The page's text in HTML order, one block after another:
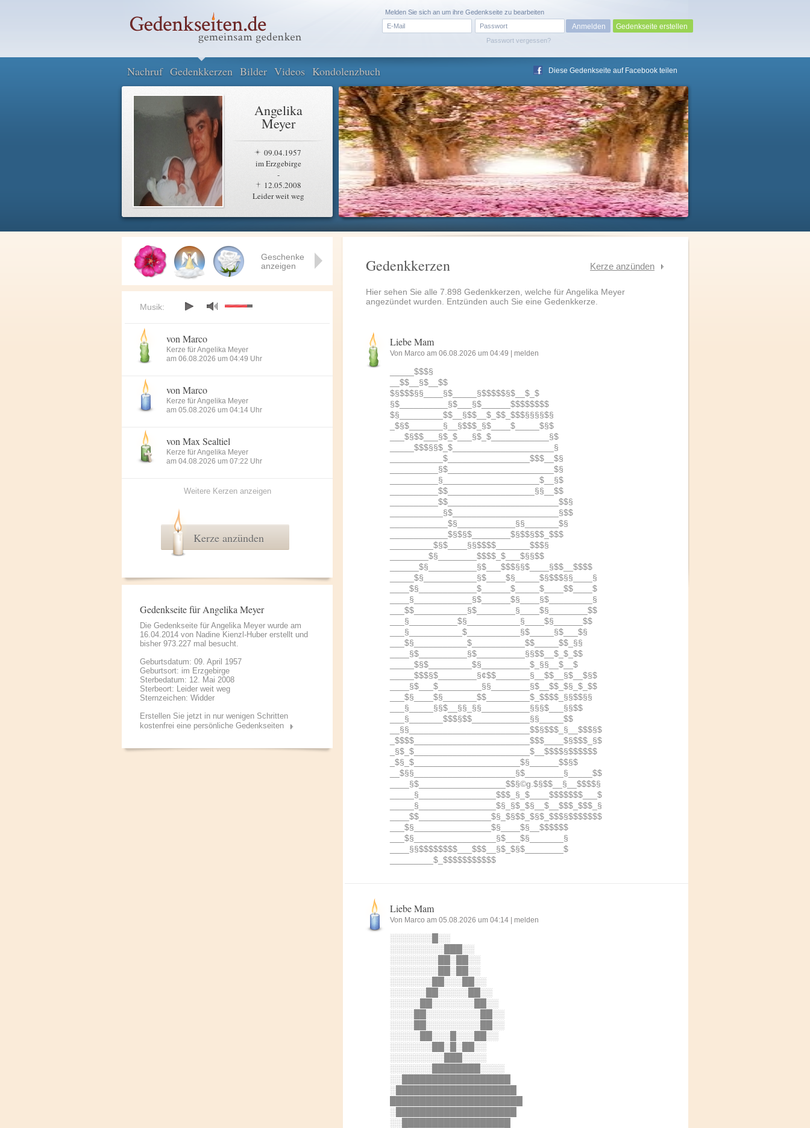
Passwort vergessen?
Melden Sie sich an um ihre Gedenkseite zu bearbeiten
Gedenkseite erstellen
Nachruf Gedenkkerzen Bilder Videos Kondolenzbuch Diese Gedenkseite auf Facebook teilen
Angelika
Meyer
09.04.1957
im Erzgebirge
-
12.05.2008
Leider weit weg
Gedenkkerzen Kerze anzünden
Hier sehen Sie alle 7.898 Gedenkkerzen, welche für Angelika Meyer
angezündet wurden. Entzünden auch Sie eine Gedenkkerze.
Liebe Mam
Von Marco am 06.08.2026 um 04:49 | melden
_____$$$§
__$$__§$__$$
$§$$$§§____§$_____§$$$$$§$__$_$
§$__________§$___§$______$$$$$$$$
$§_________$$__§$$__$_$$_$$$§§§§$§
_$§$_______§__§$$$_§$____$_____$§$
___$§$$___§$_$___§$_$____________§$
_____$$$§§$_$_____________________§
___________$_________________$$$__$§
__________§$______________________$§
__________§____________________$__§$
__________$$__________________§§__$$
__________$$_______________________$$§
___________§$______________________§$$
____________$§____________§§_______$§
____________$§$§$________$§$$§$$_$$$
_________$§$____§§$$$$_______$$$§
________$§________$$$$_$___$§§$$
______$§__________§$___$$$§§$____§$$__$$$$
_____$§___________§$____$§_____$§$$$§§____§
____$§____________$______$_____$____$$____$
____§____________§$______$§____§$_________§
___$$___________§$________§____$§________$$
___§__________$§___________§____$§______$$
___§___________$___________§$_____§$___$§
___$§___________$___________$$_____$$_§§
____§$__________§$__________§§$$__$_$_$$
_____$§$_________$§__________$_§§__$__$
_____$$$§$________§¢$$_______§__$$__§$__$§$
____§$___$_________§§________§$__$$_$§_$_$$
___$§____$§_______$$_________$_$$$$_§§$$§§
___§_____§§$__§§_§§__________§§§$___§§$$
___§_______$$$§$$____________§§_____$$
__§§_________________________$$§$$$_§__$$$§$
_$$$$________________________$$$____$§$$$_§$
_§$_$________________________$__$$$$§$$$$$$
_$§_$______________________$§______$$§$
__$§§_____________________§$________§_____$$
____§$__________________$$§©g.$§$$__§__$$$$§
_____§________________$$$_§_$____$$$$$$$___$
_____§________________$§_§$_$§__$__$$$_$$$_§
____$$_______________$§_$§$$_$§$_$$$§$$$$$$$
___$§________________$§____$§__$$$$$$
___$§_________________§$___$§_______§
____§§$$$$$$$$___$$$__§$_$§$________$
_________$_$$$$$$$$$$$
Liebe Mam
Von Marco am 05.08.2026 um 04:14 | melden
░░░░░░░█░░
░░░░░░░░░███░░
░░░░░░░░██░██░░
░░░░░░░░██░██░░
░░░░░░░██░░░██░░
░░░░░░██░░░░░██░░
░░░░░██░░░░░░░██░░
░░░░██░░░░░░░░░██░░
░░░░██░░░░░░░░░██░░
░░░░░██░░░█░░░██░░
░░░░░░░██░█░██░░
░░░░░░░░░███░░░░
░░░░░░░████████░░░░
░░██████████████████
░████████████████████
░████████████████████
░░██████████████████
Geschenke
anzeigen
Musik:
von Marco
Kerze für Angelika Meyer
am 06.08.2026 um 04:49 Uhr
von Marco
Kerze für Angelika Meyer
am 05.08.2026 um 04:14 Uhr
von Max Sealtiel
Kerze für Angelika Meyer
am 04.08.2026 um 07:22 Uhr
Weitere Kerzen anzeigen
Kerze anzünden
Gedenkseite für Angelika Meyer
Die Gedenkseite für Angelika Meyer wurde am
16.04.2014 von Nadine Kienzl-Huber erstellt und
bisher 973.227 mal besucht.
Geburtsdatum: 09. April 1957
Geburtsort: im Erzgebirge
Sterbedatum: 12. Mai 2008
Sterbeort: Leider weit weg
Sternzeichen: Widder
Erstellen Sie jetzt in nur wenigen Schritten
kostenfrei eine persönliche Gedenkseiten